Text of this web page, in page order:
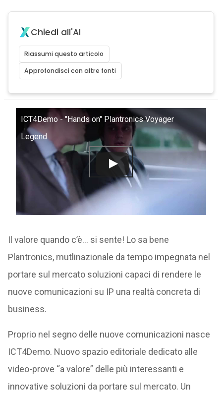
Chiedi all'AI
Riassumi questo articolo
Approfondisci con altre fonti
ICT4Demo - "Hands on" Plantronics Voyager
Legend
Il valore quando c’è… si sente! Lo sa bene
Plantronics, mutlinazionale da tempo impegnata nel
portare sul mercato soluzioni capaci di rendere le
nuove comunicazioni su IP una realtà concreta di
business.
Proprio nel segno delle nuove comunicazioni nasce
ICT4Demo. Nuovo spazio editoriale dedicato alle
video-prove “a valore” delle più interessanti e
innovative soluzioni da portare sul mercato. Un